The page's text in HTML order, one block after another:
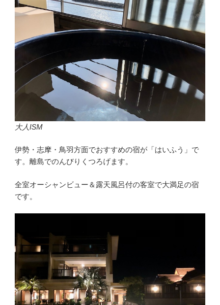
大人ISM
伊勢・志摩・鳥羽方面でおすすめの宿が「はいふう」で
す。離島でのんびりくつろげます。
全室オーシャンビュー＆露天風呂付の客室で大満足の宿
です。